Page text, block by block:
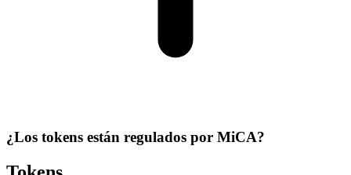
¿Los tokens están regulados por MiCA?